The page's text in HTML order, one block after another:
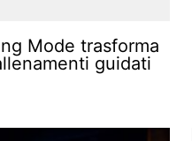
Mode trasforma
guidati